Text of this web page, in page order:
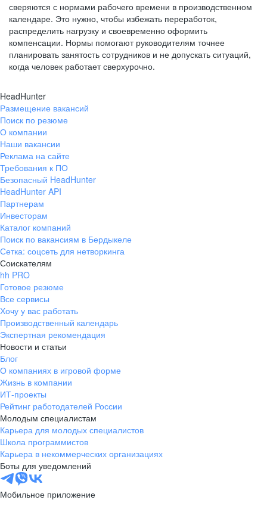
сверяются с нормами рабочего времени в производственном
календаре. Это нужно, чтобы избежать переработок,
распределить нагрузку и своевременно оформить
компенсации. Нормы помогают руководителям точнее
планировать занятость сотрудников и не допускать ситуаций,
когда человек работает сверхурочно.
HeadHunter
Размещение вакансий
Поиск по резюме
О компании
Наши вакансии
Реклама на сайте
Требования к ПО
Безопасный HeadHunter
HeadHunter API
Партнерам
Инвесторам
Каталог компаний
Поиск по вакансиям в Бердыкеле
Сетка: соцсеть для нетворкинга
Соискателям
hh PRO
Готовое резюме
Все сервисы
Хочу у вас работать
Производственный календарь
Экспертная рекомендация
Новости и статьи
Блог
О компаниях в игровой форме
Жизнь в компании
ИТ-проекты
Рейтинг работодателей России
Молодым специалистам
Карьера для молодых специалистов
Школа программистов
Карьера в некоммерческих организациях
Боты для уведомлений
Мобильное приложение